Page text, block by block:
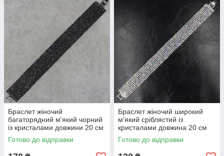
Браслет жіночий
багаторядний м'який чорний
із кристалами довжини 20 см
ширина 22 мм 9 рядів
каменів
Готово до відправки
Браслет жіночий широкий
м'який сріблястий із
кристалами довжина 20 см
ширина 18 мм 8 рядів
бензиновий відтінок
Готово до відправки